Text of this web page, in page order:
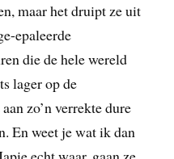
maar het druipt ze uit
epaleerde
die de hele wereld
lager op de
zo’n verrekte dure
En weet je wat ik dan